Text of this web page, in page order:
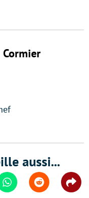
aussi...
WhatsappReddit